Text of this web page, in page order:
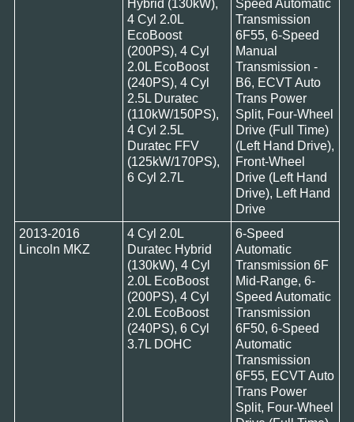
Hybrid (130kW),
4 Cyl 2.0L
EcoBoost
(200PS), 4 Cyl
2.0L EcoBoost
(240PS), 4 Cyl
2.5L Duratec
(110kW/150PS),
4 Cyl 2.5L
Duratec FFV
(125kW/170PS),
6 Cyl 2.7L
Speed Automatic
Transmission
6F55, 6-Speed
Manual
Transmission -
B6, ECVT Auto
Trans Power
Split, Four-Wheel
Drive (Full Time)
(Left Hand Drive),
Front-Wheel
Drive (Left Hand
Drive), Left Hand
Drive
2013-2016
Lincoln MKZ
4 Cyl 2.0L
Duratec Hybrid
(130kW), 4 Cyl
2.0L EcoBoost
(200PS), 4 Cyl
2.0L EcoBoost
(240PS), 6 Cyl
3.7L DOHC
6-Speed
Automatic
Transmission 6F
Mid-Range, 6-
Speed Automatic
Transmission
6F50, 6-Speed
Automatic
Transmission
6F55, ECVT Auto
Trans Power
Split, Four-Wheel